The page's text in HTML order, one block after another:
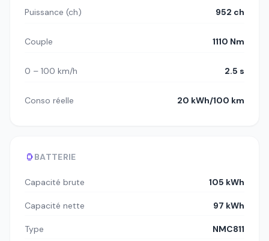
Puissance (ch) 952 ch
Couple 1110 Nm
0 – 100 km/h 2.5 s
Conso réelle 20 kWh/100 km
BATTERIE
Capacité brute 105 kWh
Capacité nette 97 kWh
Type NMC811